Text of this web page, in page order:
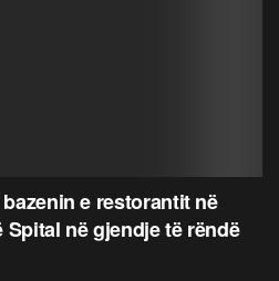
e restorantit në
në gjendje të rëndë